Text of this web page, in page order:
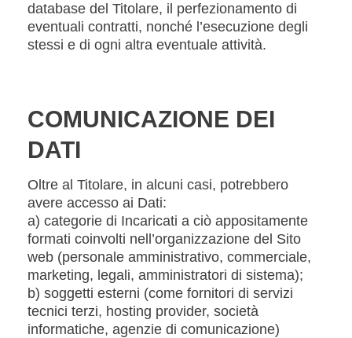
database del Titolare, il perfezionamento di
eventuali contratti, nonché l’esecuzione degli
stessi e di ogni altra eventuale attività.
COMUNICAZIONE DEI
DATI
Oltre al Titolare, in alcuni casi, potrebbero
avere accesso ai Dati:
a) categorie di Incaricati a ciò appositamente
formati coinvolti nell’organizzazione del Sito
web (personale amministrativo, commerciale,
marketing, legali, amministratori di sistema);
b) soggetti esterni (come fornitori di servizi
tecnici terzi, hosting provider, società
informatiche, agenzie di comunicazione)